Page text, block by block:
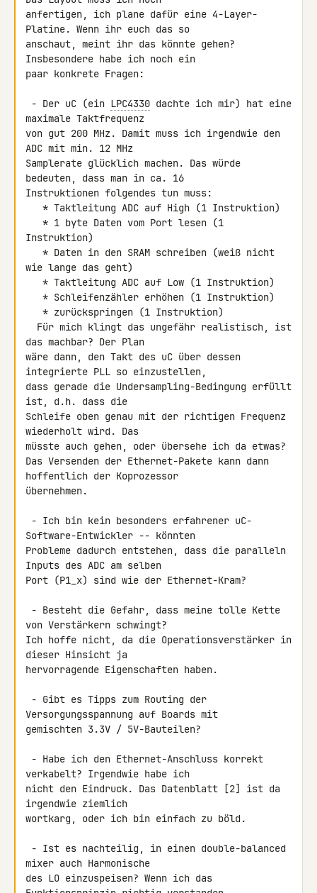
anfertigen, ich plane dafür eine 4-Layer-
Platine. Wenn ihr euch das so
anschaut, meint ihr das könnte gehen?
Insbesondere habe ich noch ein
paar konkrete Fragen:
- Der uC (ein LPC4330 dachte ich mir) hat eine
maximale Taktfrequenz
von gut 200 MHz. Damit muss ich irgendwie den
ADC mit min. 12 MHz
Samplerate glücklich machen. Das würde
bedeuten, dass man in ca. 16
Instruktionen folgendes tun muss:
Instruktion)
wie lange das geht)
das machbar? Der Plan
wäre dann, den Takt des uC über dessen
integrierte PLL so einzustellen,
dass gerade die Undersampling-Bedingung erfüllt
ist, d.h. dass die
Schleife oben genau mit der richtigen Frequenz
wiederholt wird. Das
müsste auch gehen, oder übersehe ich da etwas?
Das Versenden der Ethernet-Pakete kann dann
hoffentlich der Koprozessor
übernehmen.
Software-Entwickler -- könnten
Probleme dadurch entstehen, dass die paralleln
Inputs des ADC am selben
Port (P1_x) sind wie der Ethernet-Kram?
von Verstärkern schwingt?
Ich hoffe nicht, da die Operationsverstärker in
dieser Hinsicht ja
hervorragende Eigenschaften haben.
Versorgungsspannung auf Boards mit
gemischten 3.3V / 5V-Bauteilen?
verkabelt? Irgendwie habe ich
nicht den Eindruck. Das Datenblatt [2] ist da
irgendwie ziemlich
wortkarg, oder ich bin einfach zu böld.
mixer auch Harmonische
des LO einzuspeisen? Wenn ich das